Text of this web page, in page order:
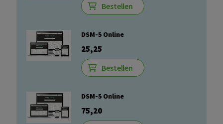
Bestellen
DSM-5 Online
25,25
Bestellen
DSM-5 Online
75,20